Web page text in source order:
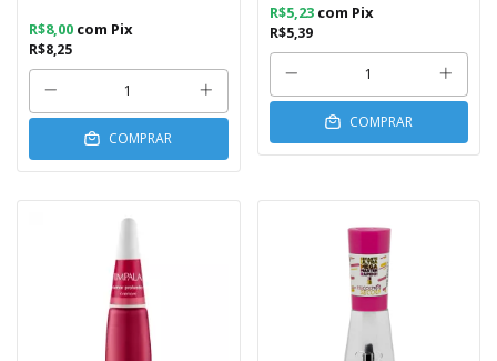
R$8,25
R$8,00 com Pix
COMPRAR
R$5,39
R$5,23 com Pix
COMPRAR